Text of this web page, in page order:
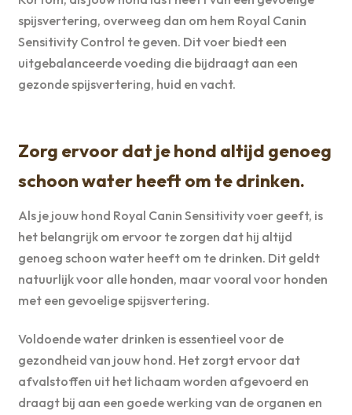
spijsvertering, overweeg dan om hem Royal Canin
Sensitivity Control te geven. Dit voer biedt een
uitgebalanceerde voeding die bijdraagt aan een
gezonde spijsvertering, huid en vacht.
Zorg ervoor dat je hond altijd genoeg
schoon water heeft om te drinken.
Als je jouw hond Royal Canin Sensitivity voer geeft, is
het belangrijk om ervoor te zorgen dat hij altijd
genoeg schoon water heeft om te drinken. Dit geldt
natuurlijk voor alle honden, maar vooral voor honden
met een gevoelige spijsvertering.
Voldoende water drinken is essentieel voor de
gezondheid van jouw hond. Het zorgt ervoor dat
afvalstoffen uit het lichaam worden afgevoerd en
draagt bij aan een goede werking van de organen en